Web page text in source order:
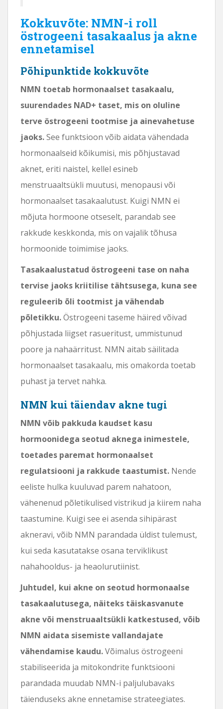
Kokkuvõte: NMN-i roll
östrogeeni tasakaalus ja akne
ennetamisel
Põhipunktide kokkuvõte
NMN toetab hormonaalset tasakaalu,
suurendades NAD+ taset, mis on oluline
terve östrogeeni tootmise ja ainevahetuse
jaoks.See funktsioon võib aidata vähendada
hormonaalseid kõikumisi, mis põhjustavad
aknet, eriti naistel, kellel esineb
menstruaaltsükli muutusi, menopausi või
hormonaalset tasakaalutust. Kuigi NMN ei
mõjuta hormoone otseselt, parandab see
rakkude keskkonda, mis on vajalik tõhusa
hormoonide toimimise jaoks.
Tasakaalustatud östrogeeni tase on naha
tervise jaoks kriitilise tähtsusega, kuna see
reguleerib õli tootmist ja vähendab
põletikku.Östrogeeni taseme häired võivad
põhjustada liigset rasueritust, ummistunud
poore ja nahaärritust. NMN aitab säilitada
hormonaalset tasakaalu, mis omakorda toetab
puhast ja tervet nahka.
NMN kui täiendav akne tugi
NMN võib pakkuda kaudset kasu
hormoonidega seotud aknega inimestele,
toetades paremat hormonaalset
regulatsiooni ja rakkude taastumist. Nende
eeliste hulka kuuluvad parem nahatoon,
vähenenud põletikulised vistrikud ja kiirem naha
taastumine. Kuigi see ei asenda sihipärast
akneravi, võib NMN parandada üldist tulemust,
kui seda kasutatakse osana terviklikust
nahahooldus- ja heaolurutiinist.
Juhtudel, kui akne on seotud hormonaalse
tasakaalutusega, näiteks täiskasvanute
akne või menstruaaltsükli katkestused, võib
NMN aidata sisemiste vallandajate
vähendamise kaudu.Võimalus östrogeeni
stabiliseerida ja mitokondrite funktsiooni
parandada muudab NMN-i paljulubavaks
täienduseks akne ennetamise strateegiates.